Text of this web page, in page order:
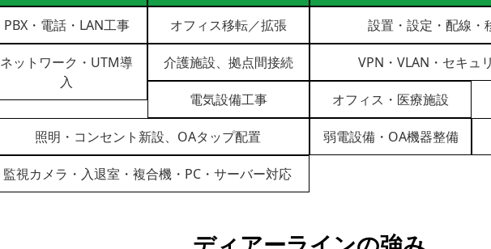
PBX・電話・LAN工事 オフィス移転／拡張 設置・設定・配線・
ネットワーク・UTM導
入
介護施設、拠点間接続 VPN・VLAN・セキュ
電気設備工事 オフィス・医療施設
照明・コンセント新設、OAタップ配置 弱電設備・OA機器整備
監視カメラ・入退室・複合機・PC・サーバー対応